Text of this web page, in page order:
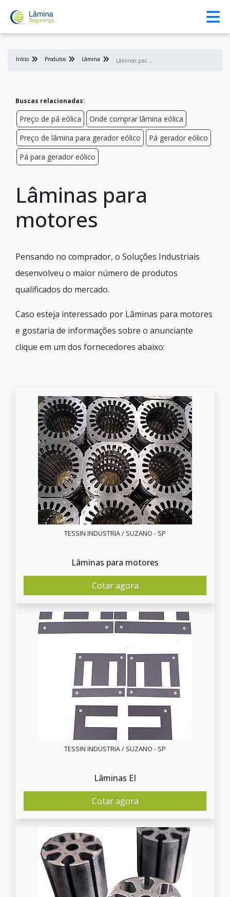
Início Produtos Lâmina L
âminas para motores
Buscas relacionadas:
Preço de pá eólica
Onde comprar lâmina eólica
Preço de lâmina para gerador eólico
Pá gerador eólico
Pá para gerador eólico
Lâminas para
motores
Pensando no comprador, o Soluções Industriais
desenvolveu o maior número de produtos
qualificados do mercado.
Caso esteja interessado por Lâminas para motores
e gostaria de informações sobre o anunciante
clique em um dos fornecedores abaixo:
TESSIN INDUSTRIA / SUZANO - SP
Lâminas para motores
Cotar agora
TESSIN INDUSTRIA / SUZANO - SP
Lâminas EI
Cotar agora